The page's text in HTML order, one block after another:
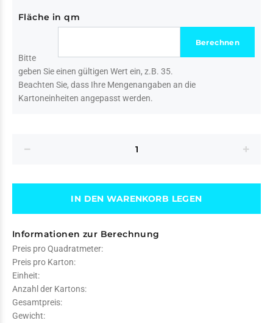
Fläche in qm
Bitte
geben Sie einen gültigen Wert ein, z.B. 35.
Beachten Sie, dass Ihre Mengenangaben an die
Kartoneinheiten angepasst werden.
IN DEN WARENKORB LEGEN
Informationen zur Berechnung
Preis pro Quadratmeter:
Preis pro Karton:
Einheit:
Anzahl der Kartons:
Gesamtpreis:
Gewicht: